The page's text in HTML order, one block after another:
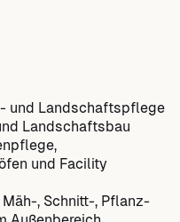
und Landschaftspflege
Landschaftsbau
und Facility
, Schnitt-, Pflanz-